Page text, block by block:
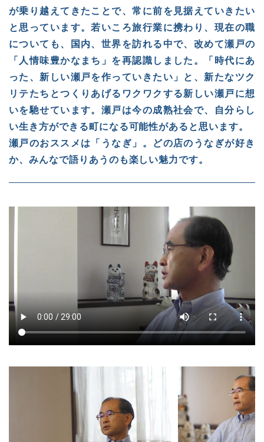
が乗り越えてきたことで、常に前を見据えていきたい
と思っています。若いころ旅行業に携わり、現在の職
についても、国内、世界を訪れる中で、改めて瀬戸の
「人情味豊かなまち」を再認識しました。「時代にあ
った、新しい瀬戸を作っていきたい」と、新たなツク
リテたちとつくりあげるワクワクする新しい瀬戸に想
いを馳せています。瀬戸は今の成熟社会で、自分らし
い生き方ができる町になる可能性があると思います。
瀬戸のおススメは「うなぎ」。どの店のうなぎが好き
か、みんなで語りあうのも楽しい魅力です。